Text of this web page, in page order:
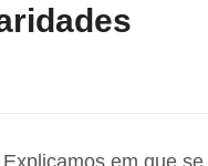
em que se